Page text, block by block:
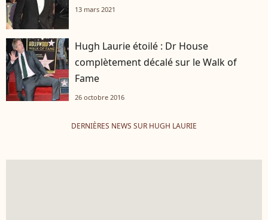
13 mars 2021
Hugh Laurie étoilé : Dr House
complètement décalé sur le Walk of
Fame
26 octobre 2016
DERNIÈRES NEWS SUR HUGH LAURIE